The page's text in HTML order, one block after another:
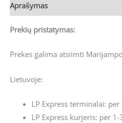
Aprašymas
Prekių pristatymas:
Prekes galima atsiimti
Lietuvoje:
LP Express terminalai: per
LP Express kurjeris: per 1-